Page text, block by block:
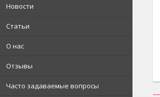
Новости
Статьи
О нас
Отзывы
Часто задаваемые вопросы